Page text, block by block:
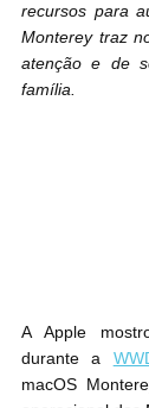
recursos para
Monterey traz
atenção e de
família.
A Apple
durante a
macOS